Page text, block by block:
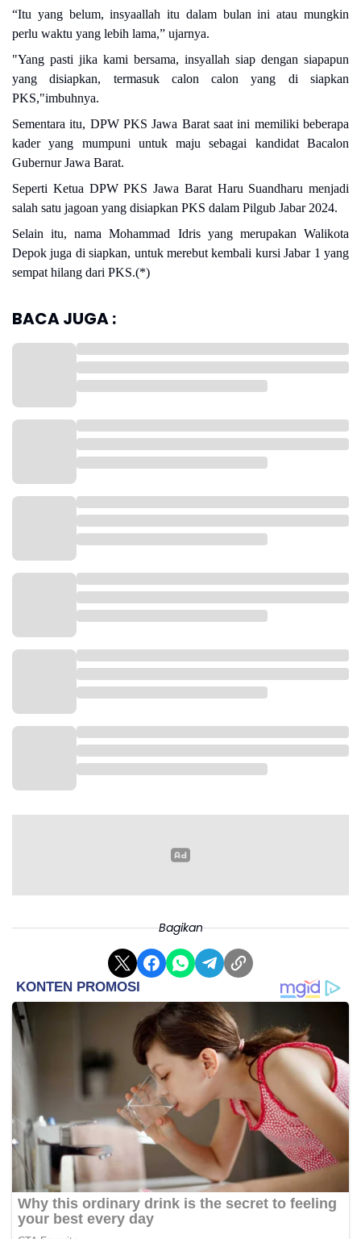
“Itu yang belum, insyaallah itu dalam bulan ini atau mungkin
perlu waktu yang lebih lama,” ujarnya.
"Yang pasti jika kami bersama, insyallah siap dengan siapapun
yang disiapkan, termasuk calon calon yang di siapkan
PKS,"imbuhnya.
Sementara itu, DPW PKS Jawa Barat saat ini memiliki beberapa
kader yang mumpuni untuk maju sebagai kandidat Bacalon
Gubernur Jawa Barat.
Seperti Ketua DPW PKS Jawa Barat Haru Suandharu menjadi
salah satu jagoan yang disiapkan PKS dalam Pilgub Jabar 2024.
Selain itu, nama Mohammad Idris yang merupakan Walikota
Depok juga di siapkan, untuk merebut kembali kursi Jabar 1 yang
sempat hilang dari PKS.(*)
BACA JUGA :
Bagikan